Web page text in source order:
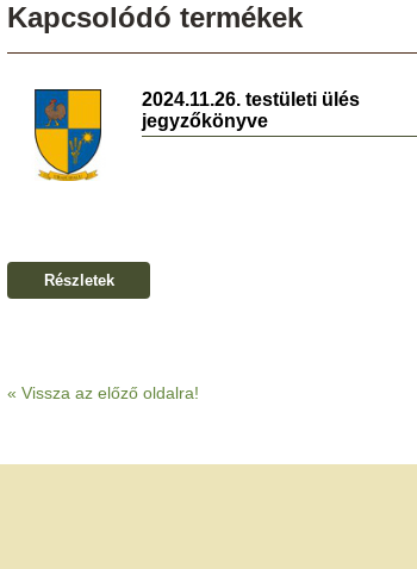
Kapcsolódó termékek
2024.11.26. testületi ülés
jegyzőkönyve
Részletek
« Vissza az előző oldalra!